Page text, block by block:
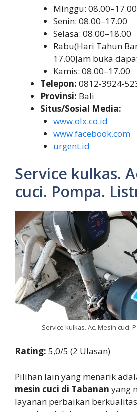
Minggu: 08.00–17.00
Senin: 08.00–17.00
Selasa: 08.00–18.00
Rabu(Hari Tahun
17.00Jam buka
Kamis: 08.00–17.00
Telepon: 0812-3924-
Provinsi: Bali
Situs/Sosial Media:
www.olx.co.id
www.facebook.com
urgent.id
Service kulkas.
cuci. Pompa.
Service kulkas. Ac. Mesin cuci.
Rating: 5,0/5 (2 Ulasan)
Pilihan lain yang menarik
mesin cuci di Tabanan yang
layanan perbaikan